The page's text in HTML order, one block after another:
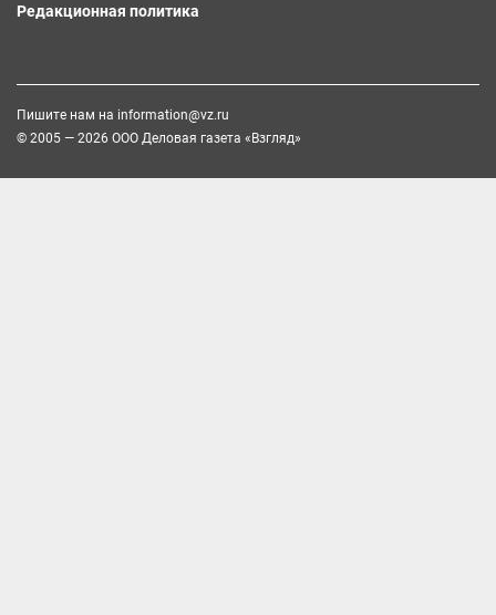
Редакционная политика
Пишите нам на information@vz.ru
© 2005 — 2026 ООО Деловая газета «Взгляд»